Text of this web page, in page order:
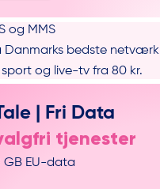
og MMS
Danmarks bedste netværk
sport og live-tv fra 80 kr.
| Fri Data
tjenester
GB EU-data